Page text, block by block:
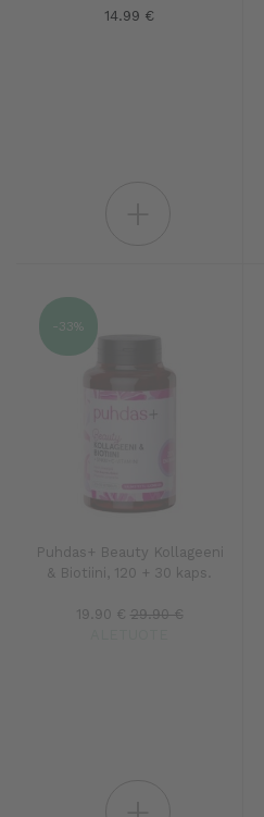
14.99 €
Puhdas+ Beauty Kollageeni
& Biotiini, 120 + 30 kaps.
19.90 € 29.90 €
-33%